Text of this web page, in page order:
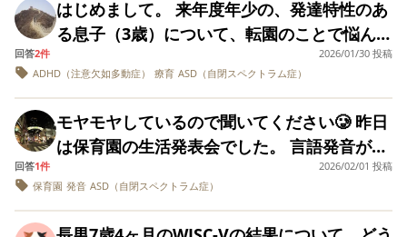
ママのような対応、
そのまま2年に。 2年
時はベテラン先生
で過ごしました。2年
なりましたがやはり
年間通して言われた
のはうっかりミスや
意と落ちつきのなさ
でした。 三年にな
り、勉強もそれなり
用が先ですよ！そ
医師に伝えて下さ
い。」と言われ… そ
の事を医師に伝え
と「あっそうなの
本人が困って自分
ら集中したいから
を使いたいと思う
では出しません。
す」と言われ…薬
すとか出さないと
放置状態の精神科に入れ続ける事が苦しいで
す。 皆さんの意見を聞きたいと思います。 よ
など、もしご存知でしたら教えていただきた
トから問い合わせたのですが自分で調べてと
いう返事だけで何もわかりませんでした。 職
場見学、仕事体験、キャリコンへの相談、履
歴書作成について相談できてちゃんとしたサ
ポートが受けられればサポステ以外で全く問
題ないのでもしそういった施設があれば知り
たいです。 しごとセンターの障害者専用窓口
端に嫌い、私が確認しようとすると『信じて
ないの！』と激しく怒り出します。 小4なの
で、失敗から学んでほしいとあえて任せてい
れて困る』という経験が自立に繋がらず、た
だ叱られて自信を失うだけになりそうで心配
です。 親としてどこまで干渉し、どこまで本
人に任せるべきでしょうか。本人のプライド
を傷つけず、かつ嘘をつかずに済むような、
はじめまして。 来年度年少の、発達特性のあ
る息子（3歳）について、転園のことで悩んで
立の保育園に通っています。 園庭があり外遊
って園庭遊びはとても合っていると感じてお
り、この園に決めた理由のひとつでもありま
す。 少し前までは登園しぶりがありました
が、療育を始めたこともあり、最近は落ち着
きが出てきました。 先生の膝の上にいれば、
回答2件
2026/01/30 投稿
ADHD（注意欠如多動症）
療育 ASD（自閉スペクトラム症）
モヤモヤしているので聞いてください🥲 昨日
は保育園の生活発表会でした。 言語発音が苦
手な年中の息子、去年は先生にセリフを言っ
てもらい、今年はすごく小さな声でボソボソ
回答1件
2026/02/01 投稿
保育園 発音 ASD（自閉スペクトラム症）